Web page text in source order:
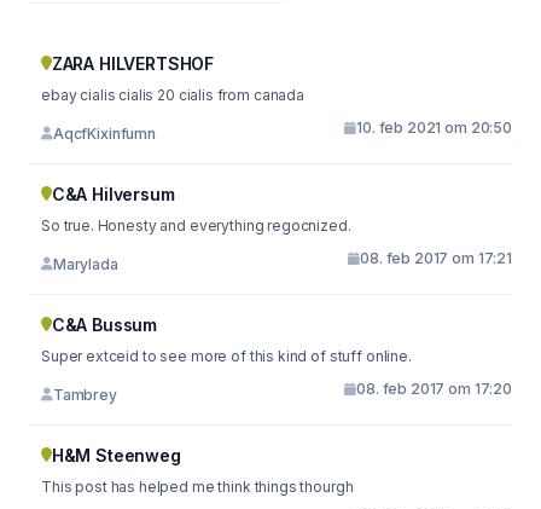
ZARA HILVERTSHOF
ebay cialis cialis 20 cialis from canada
AqcfKixinfumn 10. feb 2021 om 20:50
C&A Hilversum
So true. Honesty and everything regocnized.
Marylada 08. feb 2017 om 17:21
C&A Bussum
Super extceid to see more of this kind of stuff online.
Tambrey 08. feb 2017 om 17:20
H&M Steenweg
This post has helped me think things thourgh